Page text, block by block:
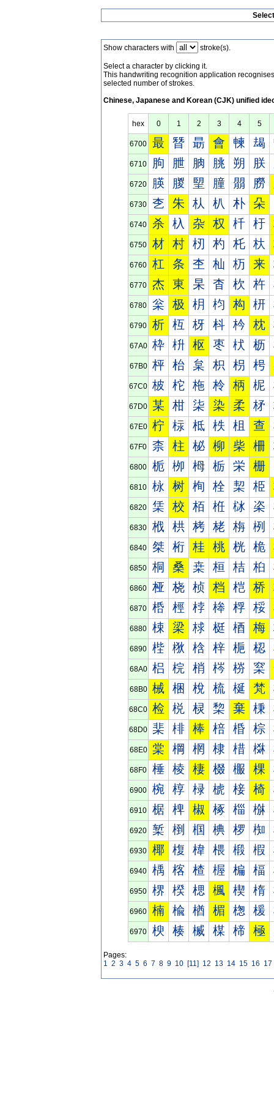
Show characters with stroke(s).
Select a character by clicking it.
This handwriting recognition application
selected number of strokes.
Chinese, Japanese and Korean (CJK) unified
hex 0 1 2 3 4 5
6700 最 朁 朂 會 朄 朅
6710 朐 朑 朒 朓 朔 朕
6720 朠 朡 朢 朣 朤 朥
6730 朰 朱 朲 朳 朴 朵
6740 杀 杁 杂 权 杄 杅
6750 材 村 杒 杓 杔 杕
6760 杠 条 杢 杣 杤 来
6770 杰 東 杲 杳 杴 杵
6780 枀 极 枂 枃 构 枅
6790 析 枑 枒 枓 枔 枕
67A0 枠 枡 枢 枣 枤 枥
67B0 枰 枱 枲 枳 枴 枵
67C0 柀 柁 柂 柃 柄 柅
67D0 某 柑 柒 染 柔 柕
67E0 柠 柡 柢 柣 柤 查
67F0 柰 柱 柲 柳 柴 柵
6800 栀 栁 栂 栃 栄 栅
6810 栐 树 栒 栓 栔 栕
6820 栠 校 栢 栣 栤 栥
6830 栰 栱 栲 栳 栴 栵
6840 桀 桁 桂 桃 桄 桅
6850 桐 桑 桒 桓 桔 桕
6860 桠 桡 桢 档 桤 桥
6870 桰 桱 桲 桳 桴 桵
6880 梀 梁 梂 梃 梄 梅
6890 梐 梑 梒 梓 梔 梕
68A0 梠 梡 梢 梣 梤 梥
68B0 械 梱 梲 梳 梴 梵
68C0 检 棁 棂 棃 棄 棅
68D0 棐 棑 棒 棓 棔 棕
68E0 棠 棡 棢 棣 棤 棥
68F0 棰 棱 棲 棳 棴 棵
6900 椀 椁 椂 椃 椄 椅
6910 椐 椑 椒 椓 椔 椕
6920 椠 椡 椢 椣 椤 椥
6930 椰 椱 椲 椳 椴 椵
6940 楀 楁 楂 楃 楄 楅
6950 楐 楑 楒 楓 楔 楕
6960 楠 楡 楢 楣 楤 楥
6970 楰 楱 楲 楳 楴 極
Pages:
1 2 3 4 5 6 7 8 9 10 [11] 12 13 14 15 16 17